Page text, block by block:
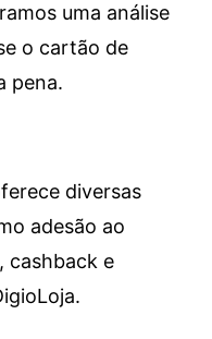
uma análise
o cartão de
pena.
diversas
adesão ao
cashback e